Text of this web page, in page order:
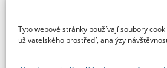
Tyto webové stránky používají soubory
uživatelského prostředí, analýzy